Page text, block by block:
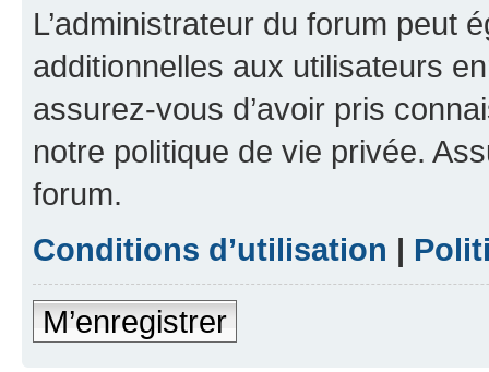
L’administrateur du forum peut
additionnelles aux utilisateurs
assurez-vous d’avoir pris
notre politique de vie privée.
forum.
Conditions d’utilisation |
M’enregistrer